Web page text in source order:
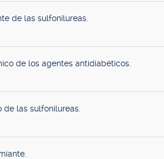
de las sulfonilureas.
de los agentes antidiabéticos.
las sulfonilureas.